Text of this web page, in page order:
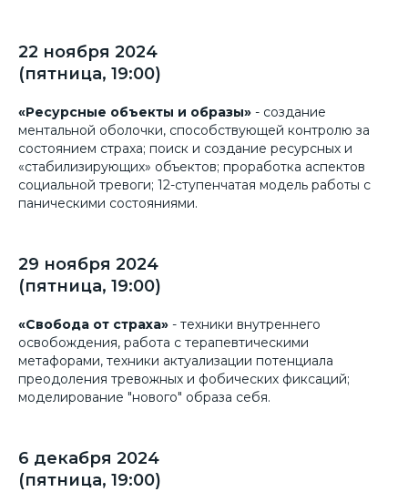
22 ноября 2024
(пятница, 19:00)
«Ресурсные объекты и образы» - создание
ментальной оболочки, способствующей контролю за
состоянием страха; поиск и создание ресурсных и
«стабилизирующих» объектов; проработка аспектов
социальной тревоги; 12-ступенчатая модель работы с
паническими состояниями.
29 ноября 2024
(пятница, 19:00)
«Свобода от страха» - техники внутреннего
освобождения, работа с терапевтическими
метафорами, техники актуализации потенциала
преодоления тревожных и фобических фиксаций;
моделирование "нового" образа себя.
6 декабря 2024
(пятница, 19:00)